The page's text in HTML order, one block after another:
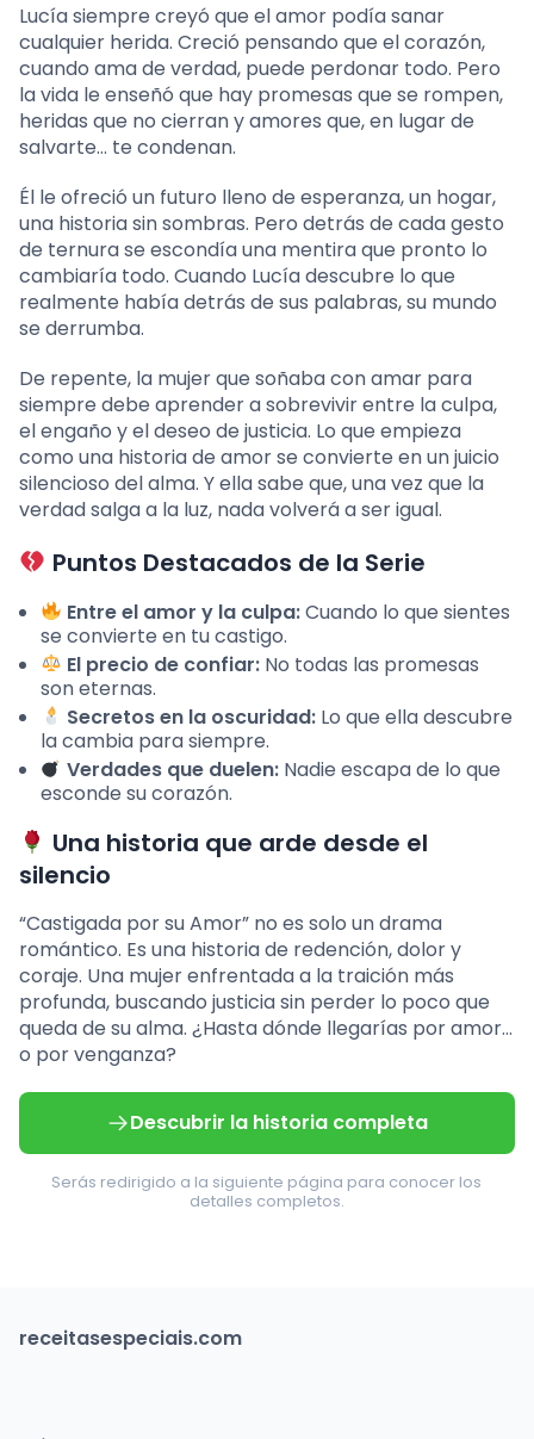
Lucía siempre creyó que el amor podía sanar
cualquier herida. Creció pensando que el corazón,
cuando ama de verdad, puede perdonar todo. Pero
la vida le enseñó que hay promesas que se rompen,
heridas que no cierran y amores que, en lugar de
salvarte… te condenan.
Él le ofreció un futuro lleno de esperanza, un hogar,
una historia sin sombras. Pero detrás de cada gesto
de ternura se escondía una mentira que pronto lo
cambiaría todo. Cuando Lucía descubre lo que
realmente había detrás de sus palabras, su mundo
se derrumba.
De repente, la mujer que soñaba con amar para
siempre debe aprender a sobrevivir entre la culpa,
el engaño y el deseo de justicia. Lo que empieza
como una historia de amor se convierte en un juicio
silencioso del alma. Y ella sabe que, una vez que la
verdad salga a la luz, nada volverá a ser igual.
Puntos Destacados de la Serie
Entre el amor y la culpa:Cuando lo que sientes
se convierte en tu castigo.
El precio de confiar: No todas las promesas
son eternas.
Secretos en la oscuridad: Lo que ella descubre
la cambia para siempre.
Verdades que duelen: Nadie escapa de lo que
esconde su corazón.
Una historia que arde desde el
silencio
“Castigada por su Amor” no es solo un drama
romántico. Es una historia de redención, dolor y
coraje. Una mujer enfrentada a la traición más
profunda, buscando justicia sin perder lo poco que
queda de su alma. ¿Hasta dónde llegarías por amor…
o por venganza?
Descubrir la historia completa
Serás redirigido a la siguiente página para conocer los
detalles completos.
receitasespeciais.com